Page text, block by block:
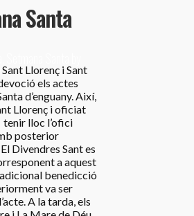
Santa
Llorenç i Sant
els actes
d’enguany. Així,
Llorenç i oficiat
tenir lloc l’ofici
posterior
Divendres Sant es
a aquest
benedicció
va ser
A la tarda, els